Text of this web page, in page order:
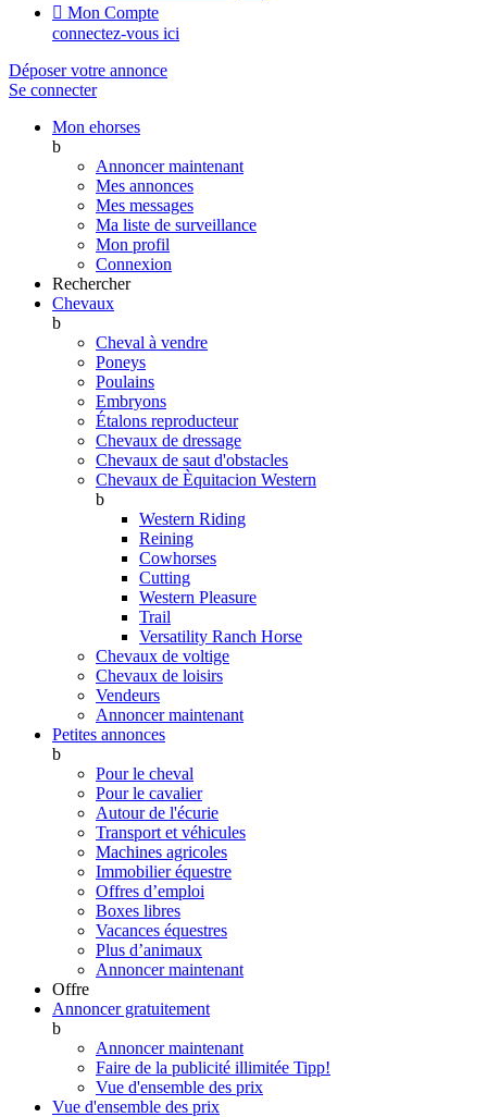
 Mon Compte
connectez-vous ici
Déposer votre annonce
Se connecter
Mon ehorses
b
Annoncer maintenant
Mes annonces
Mes messages
Ma liste de surveillance
Mon profil
Connexion
Rechercher
Chevaux
b
Cheval à vendre
Poneys
Poulains
Embryons
Étalons reproducteur
Chevaux de dressage
Chevaux de saut d'obstacles
Chevaux de Èquitacion Western
b
Western Riding
Reining
Cowhorses
Cutting
Western Pleasure
Trail
Versatility Ranch Horse
Chevaux de voltige
Chevaux de loisirs
Vendeurs
Annoncer maintenant
Petites annonces
b
Pour le cheval
Pour le cavalier
Autour de l'écurie
Transport et véhicules
Machines agricoles
Immobilier équestre
Offres d’emploi
Boxes libres
Vacances équestres
Plus d’animaux
Annoncer maintenant
Offre
Annoncer gratuitement
b
Annoncer maintenant
Faire de la publicité illimitée Tipp!
Vue d'ensemble des prix
Vue d'ensemble des prix